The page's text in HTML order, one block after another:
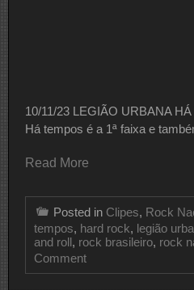
10/11/23 LEGIÃO URBANA
Há tempos é a 1ª faixa e
Read More
Posted in Clipes, Rock
tempos, hard rock, legião
and roll, rock brasileiro, rock
Commenton
CLIPE